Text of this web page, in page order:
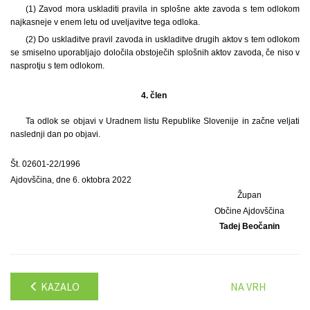
(1) Zavod mora uskladiti pravila in splošne akte zavoda s tem odlokom
najkasneje v enem letu od uveljavitve tega odloka.
(2) Do uskladitve pravil zavoda in uskladitve drugih aktov s tem odlokom
se smiselno uporabljajo določila obstoječih splošnih aktov zavoda, če niso v
nasprotju s tem odlokom.
4. člen
Ta odlok se objavi v Uradnem listu Republike Slovenije in začne veljati
naslednji dan po objavi.
Št. 02601-22/1996
Ajdovščina, dne 6. oktobra 2022
Župan
Občine Ajdovščina
Tadej Beočanin
KAZALO NA VRH